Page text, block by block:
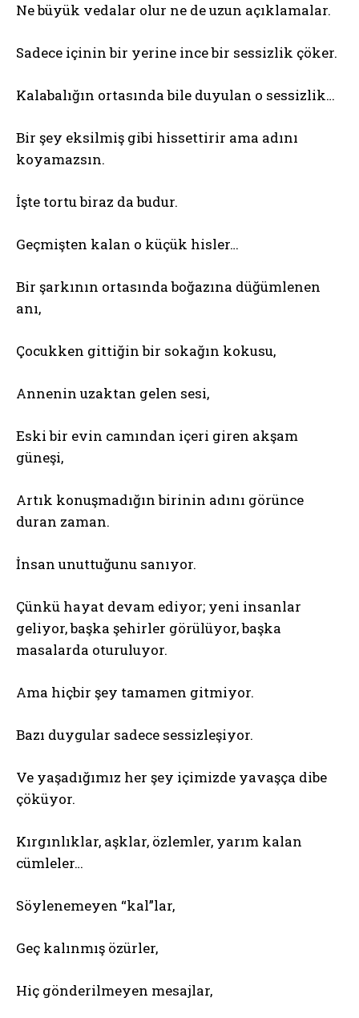
Ne büyük vedalar olur ne de uzun açıklamalar.
Sadece içinin bir yerine ince bir sessizlik çöker.
Kalabalığın ortasında bile duyulan o sessizlik…
Bir şey eksilmiş gibi hissettirir ama adını
koyamazsın.
İşte tortu biraz da budur.
Geçmişten kalan o küçük hisler…
Bir şarkının ortasında boğazına düğümlenen
anı,
Çocukken gittiğin bir sokağın kokusu,
Annenin uzaktan gelen sesi,
Eski bir evin camından içeri giren akşam
güneşi,
Artık konuşmadığın birinin adını görünce
duran zaman.
İnsan unuttuğunu sanıyor.
Çünkü hayat devam ediyor; yeni insanlar
geliyor, başka şehirler görülüyor, başka
masalarda oturuluyor.
Ama hiçbir şey tamamen gitmiyor.
Bazı duygular sadece sessizleşiyor.
Ve yaşadığımız her şey içimizde yavaşça dibe
çöküyor.
Kırgınlıklar, aşklar, özlemler, yarım kalan
cümleler…
Söylenemeyen “kal”lar,
Geç kalınmış özürler,
Hiç gönderilmeyen mesajlar,